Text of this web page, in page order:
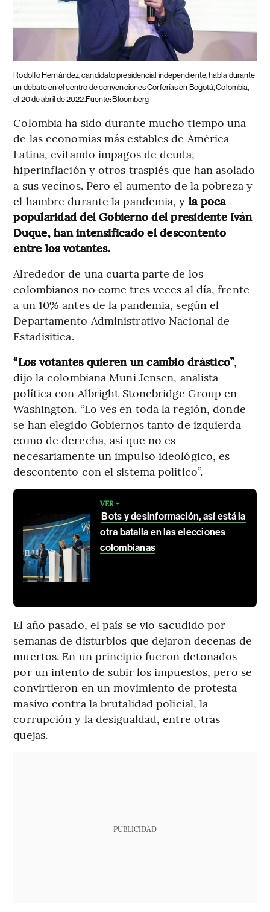
Rodolfo Hernández, candidato presidencial independiente, habla durante
un debate en el centro de convenciones Corferías en Bogotá, Colombia,
el 20 de abril de 2022.Fuente: Bloomberg
Colombia ha sido durante mucho tiempo una
de las economías más estables de América
Latina, evitando impagos de deuda,
hiperinflación y otros traspiés que han asolado
a sus vecinos. Pero el aumento de la pobreza y
el hambre durante la pandemia, y la poca
popularidad del Gobierno del presidente Iván
Duque, han intensificado el descontento
entre los votantes.
Alrededor de una cuarta parte de los
colombianos no come tres veces al día, frente
a un 10% antes de la pandemia, según el
Departamento Administrativo Nacional de
Estadísitica.
“Los votantes quieren un cambio drástico”,
dijo la colombiana Muni Jensen, analista
política con Albright Stonebridge Group en
Washington. “Lo ves en toda la región, donde
se han elegido Gobiernos tanto de izquierda
como de derecha, así que no es
necesariamente un impulso ideológico, es
descontento con el sistema político”.
VER +
Bots y desinformación, así está la
otra batalla en las elecciones
colombianas
El año pasado, el país se vio sacudido por
semanas de disturbios que dejaron decenas de
muertos. En un principio fueron detonados
por un intento de subir los impuestos, pero se
convirtieron en un movimiento de protesta
masivo contra la brutalidad policial, la
corrupción y la desigualdad, entre otras
quejas.
PUBLICIDAD